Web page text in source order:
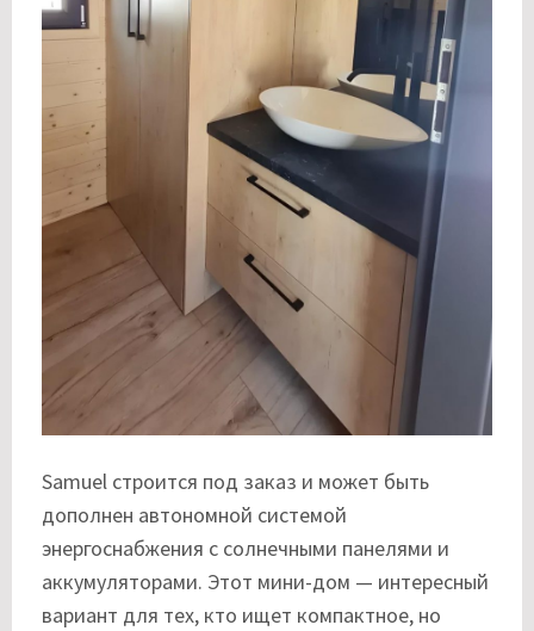
Samuel строится под заказ и может быть
дополнен автономной системой
энергоснабжения с солнечными панелями и
аккумуляторами. Этот мини-дом — интересный
вариант для тех, кто ищет компактное, но